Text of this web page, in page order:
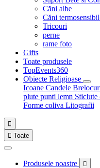
Căni albe
Căni
Tricouri
perne
rame foto
Gifts
Toate produsele
TopEvents360
Obiecte Religioase
Icoane Candele
plute punti lemn
Forme coliva Litografii

 Toate
Produsele noastre 